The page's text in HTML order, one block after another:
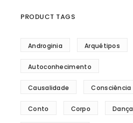
PRODUCT TAGS
Androginia Arquétipos
Autoconhecimento
Causalidade Consciência
Conto Corpo Dança